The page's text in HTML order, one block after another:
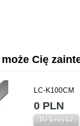
Cię
LC-K100CM
0 PLN
Do koszyka